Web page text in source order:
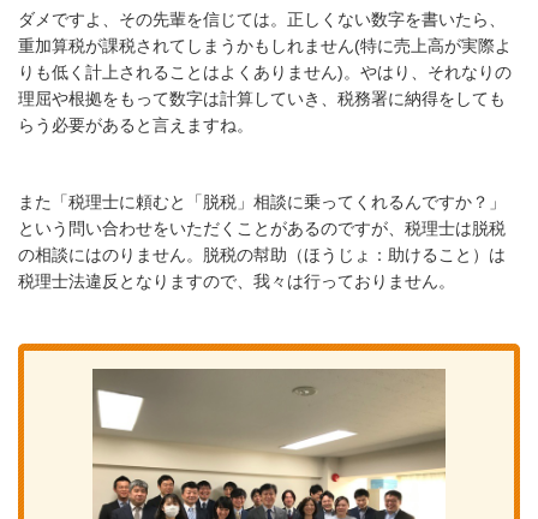
ダメですよ、その先輩を信じては。正しくない数字を書いたら、
重加算税が課税されてしまうかもしれません(特に売上高が実際よ
りも低く計上されることはよくありません)。やはり、それなりの
理屈や根拠をもって数字は計算していき、税務署に納得をしても
らう必要があると言えますね。
また「税理士に頼むと「脱税」相談に乗ってくれるんですか？」
という問い合わせをいただくことがあるのですが、税理士は脱税
の相談にはのりません。脱税の幇助（ほうじょ：助けること）は
税理士法違反となりますので、我々は行っておりません。